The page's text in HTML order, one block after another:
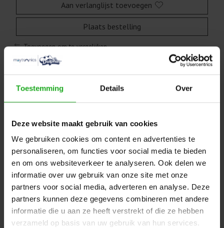
Toestemming Details Over
Deze website maakt gebruik van cookies
We gebruiken cookies om content en advertenties te
personaliseren, om functies voor social media te bieden
en om ons websiteverkeer te analyseren. Ook delen we
informatie over uw gebruik van onze site met onze
partners voor social media, adverteren en analyse. Deze
partners kunnen deze gegevens combineren met andere
informatie die u aan ze heeft verstrekt of die ze hebben
verzameld op basis van uw gebruik van hun services.
Aan verlanglijst toevoegen
Plaats bestelling
Toevoegen om te vergelijken
Beschrijving
Maytronics 99958903-DIY
Dolphin Diagnostic 18
meter
Deze kabel is 18 meter lang en voorzien van een 2-pins
aansluiting.
Geschikt voor: